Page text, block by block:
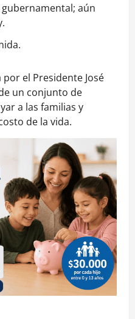
aún
el Presidente José
un conjunto de
a las familias y
de la vida.